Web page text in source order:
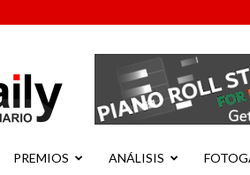
PREMIOS ANÁLISIS